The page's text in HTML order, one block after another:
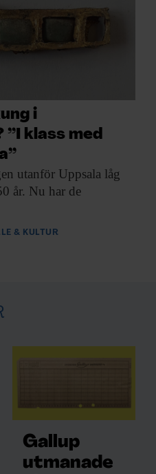
i
”I klass med
utanför Uppsala låg
år. Nu har de
& KULTUR
Gallup
utmanade